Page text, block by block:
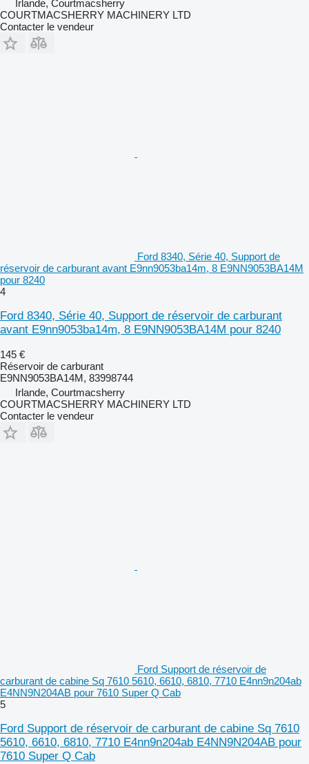
Irlande, Courtmacsherry
COURTMACSHERRY MACHINERY LTD
Contacter le vendeur
Ford 8340, Série 40, Support de
réservoir de carburant avant E9nn9053ba14m, 8 E9NN9053BA14M
pour 8240
4
Ford 8340, Série 40, Support de réservoir de carburant
avant E9nn9053ba14m, 8 E9NN9053BA14M pour 8240
145 €
Réservoir de carburant
E9NN9053BA14M, 83998744
Irlande, Courtmacsherry
COURTMACSHERRY MACHINERY LTD
Contacter le vendeur
Ford Support de réservoir de
carburant de cabine Sq 7610 5610, 6610, 6810, 7710 E4nn9n204ab
E4NN9N204AB pour 7610 Super Q Cab
5
Ford Support de réservoir de carburant de cabine Sq 7610
5610, 6610, 6810, 7710 E4nn9n204ab E4NN9N204AB pour
7610 Super Q Cab